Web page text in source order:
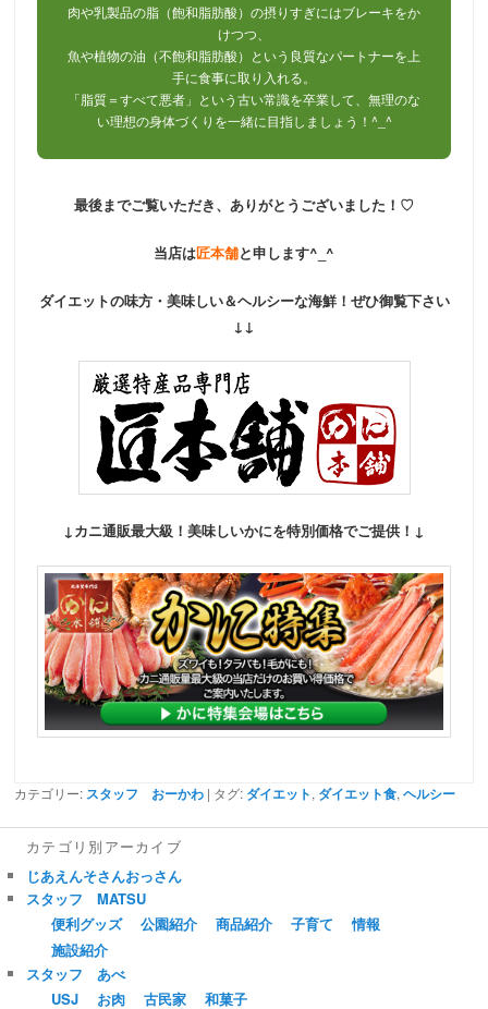
肉や乳製品の脂（飽和脂肪酸）の摂りすぎにはブレーキをか
けつつ、
魚や植物の油（不飽和脂肪酸）という良質なパートナーを上
手に食事に取り入れる。
「脂質＝すべて悪者」という古い常識を卒業して、無理のな
い理想の身体づくりを一緒に目指しましょう！^_^
最後までご覧いただき、ありがとうございました！♡
当店は匠本舗と申します^_^
ダイエットの味方・美味しい＆ヘルシーな海鮮！ぜひ御覧下さい
↓↓
↓カニ通販最大級！美味しいかにを特別価格でご提供！↓
カテゴリー: スタッフ おーかわ | タグ: ダイエット, ダイエット食,ヘルシー
カテゴリ別アーカイブ
じあえんそさんおっさん
スタッフ MATSU
便利グッズ
公園紹介 商品紹介 子育て
情報
施設紹介
スタッフ あべ
USJ
お肉 古民家 和菓子